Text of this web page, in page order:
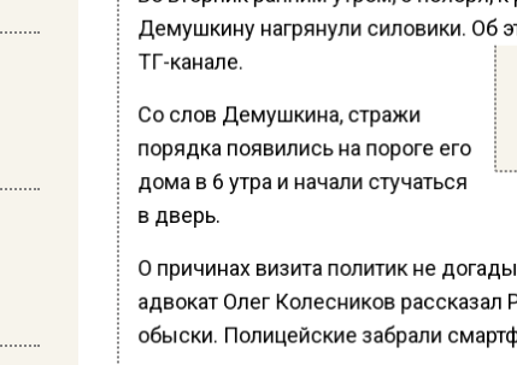
Демушкину нагрянули силовики. Об
ТГ-канале.
Со слов Демушкина, стражи
порядка появились на пороге его
дома в 6 утра и начали стучаться
в дверь.
О причинах визита политик не
адвокат Олег Колесников
обыски. Полицейские забрали